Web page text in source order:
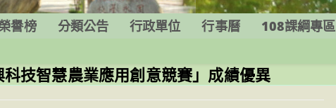
譽榜 分類公告 行政單位 行事曆 108課綱專區
技智慧農業應用創意競賽」成績優異